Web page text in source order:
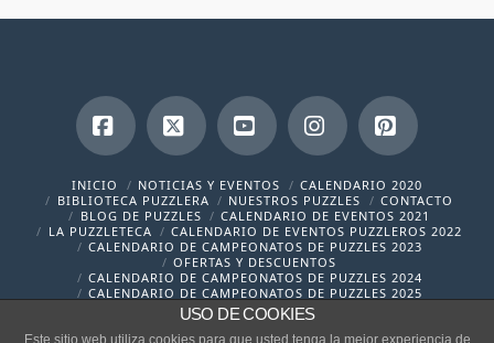
Facebook
X YouTubeInstagramPinterest
INICIO NOTICIAS Y EVENTOS
CALENDARIO 2020
BIBLIOTECA PUZZLERA
NUESTROS PUZZLES
CONTACTO
BLOG DE PUZZLES
CALENDARIO DE EVENTOS 2021
LA PUZZLETECA
CALENDARIO DE EVENTOS PUZZLEROS 2022
CALENDARIO DE CAMPEONATOS DE PUZZLES 2023
OFERTAS Y DESCUENTOS
CALENDARIO DE CAMPEONATOS DE PUZZLES 2024
CALENDARIO DE CAMPEONATOS DE PUZZLES 2025
contacto@cronicaspuzzleras.com
USO DE COOKIES
Este sitio web utiliza cookies para que usted tenga la mejor experiencia de